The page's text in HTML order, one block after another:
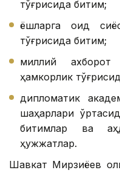
тўғрисида битим;
ёшларга оид
тўғрисида битим;
миллий ахборот
ҳамкорлик
дипломатик
шаҳарлари
битимлар ва
ҳужжатлар.
Шавкат Мирзиёев